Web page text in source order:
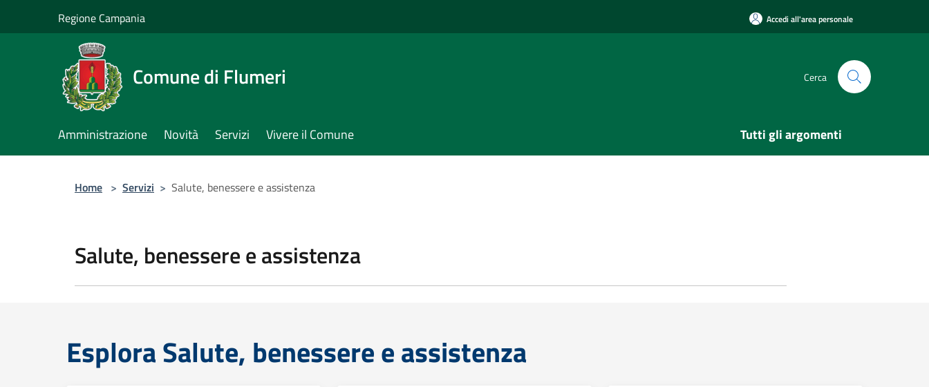
Regione Campania Accedi all'area personale
Comune di Flumeri Cerca
Amministrazione Novità Servizi Vivere il Comune Tutti gli argomenti
Home > Servizi > Salute, benessere e assistenza
Salute, benessere e assistenza
Esplora Salute, benessere e assistenza